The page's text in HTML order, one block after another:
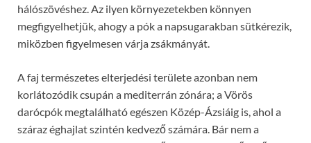
hálószövéshez. Az ilyen környezetekben könnyen
megfigyelhetjük, ahogy a pók a napsugarakban sütkérezik,
miközben figyelmesen várja zsákmányát.
A faj természetes elterjedési területe azonban nem
korlátozódik csupán a mediterrán zónára; a Vörös
darócpók megtalálható egészen Közép-Ázsiáig is, ahol a
száraz éghajlat szintén kedvező számára. Bár nem a